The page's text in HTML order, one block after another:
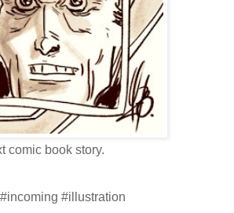
comic book story.
#illustration